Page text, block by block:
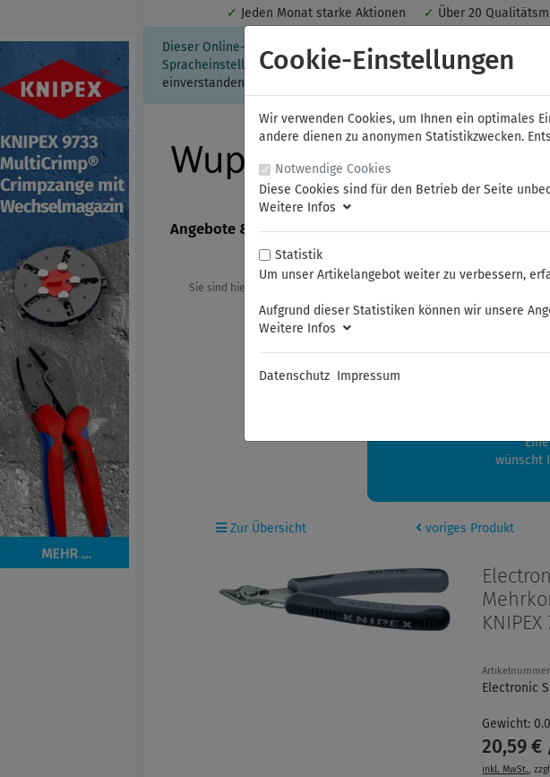
✓ Jeden Monat starke Aktionen ✓ Über 20
Dieser Online-Shop verwendet Cookies für ein optimales
Spracheinstellung auf Ihrem Rechner gespeichert. Ohne Cookies
einverstanden, klicken Sie bitte hier.
Angebote & Neuheiten FAMAG NWS
Sie sind hier:
zwischen
Ihre Bestellungen in
wünscht
Zur Übersicht voriges Produkt
Artikelnummer:
Electronic
Gewicht:
20,59
inkl. MwSt.,
Cookie-Einstellungen
Wir verwenden Cookies, um Ihnen ein optimales
andere dienen zu anonymen Statistikzwecken.
Notwendige Cookies
Diese Cookies sind für den Betrieb der Seite
Weitere Infos
Statistik
Um unser Artikelangebot weiter zu verbessern,
Aufgrund dieser Statistiken können wir unsere
Weitere Infos
Datenschutz Impressum